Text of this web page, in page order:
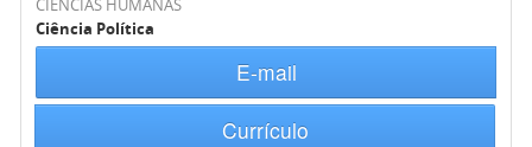
CIÊNCIAS HUMANAS
Ciência Política
E-mail
Currículo